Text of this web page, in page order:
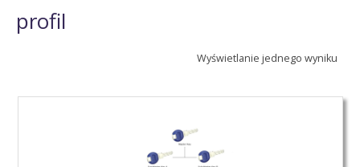
profil
Wyświetlanie jednego wyniku